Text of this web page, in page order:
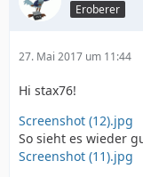
Eroberer
27. Mai 2017 um 11:44
Hi stax76!
Screenshot (12).jpg
So sieht es wieder
Screenshot (11).jpg